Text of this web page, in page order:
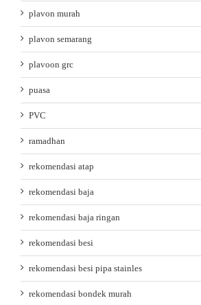
plavon murah
plavon semarang
plavoon grc
puasa
PVC
ramadhan
rekomendasi atap
rekomendasi baja
rekomendasi baja ringan
rekomendasi besi
rekomendasi besi pipa stainles
rekomendasi bondek murah